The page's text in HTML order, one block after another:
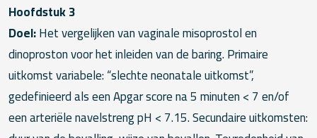
Hoofdstuk 3
Doel:Het vergelijken van vaginale misoprostol en
dinoproston voor het inleiden van de baring. Primaire
uitkomst variabele: “slechte neonatale uitkomst”,
gedefinieerd als een Apgar score na 5 minuten < 7 en/of
een arteriële navelstreng pH < 7.15. Secundaire uitkomsten: